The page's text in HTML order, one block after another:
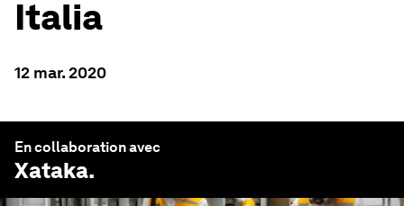
Italia
12 mar. 2020
En collaboration avec
Xataka.